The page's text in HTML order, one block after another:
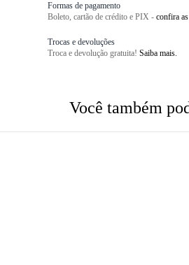
Formas de pagamento
Boleto, cartão de crédito e PIX - confira as
Trocas e devoluções
Troca e devolução gratuita! Saiba mais.
Você também